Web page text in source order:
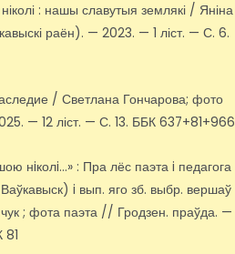
: нашы славутыя землякі / Яніна
раён). — 2023. — 1 ліст. — С. 6.
/ Светлана Гончарова; фото
— 12 ліст. — С. 13. ББК 637+81+966
нiколi…» : Пра лёс паэта i педагога
i вып. яго зб. выбр. вершаў
; фота паэта // Гродзен. праўда. —
81